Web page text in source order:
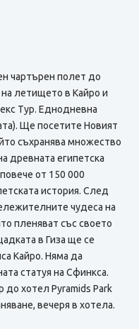
чартърен полет до
на летището в Кайро и
Тур. Еднодневна
Ще посетите Новият
съхранява множество
древната египетска
от 150 000
история. След
чудеса на
пленяват със своето
в Гиза ще се
Кайро. Няма да
статуя на Сфинкса.
до хотел Pyramids Park
вечеря в хотела.